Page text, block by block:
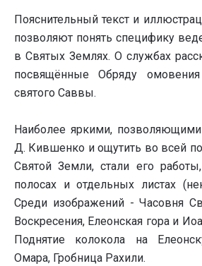
Пояснительный текст и
позволяют понять специфику
в Святых Землях. О службах
посвящённые Обряду
святого Саввы.
Наиболее яркими, позволяющими
Д. Кившенко и ощутить во всей
Святой Земли, стали его
полосах и отдельных листах
Среди изображений - Часовня
Воскресения, Елеонская гора и
Поднятие колокола на
Омара, Гробница Рахили.